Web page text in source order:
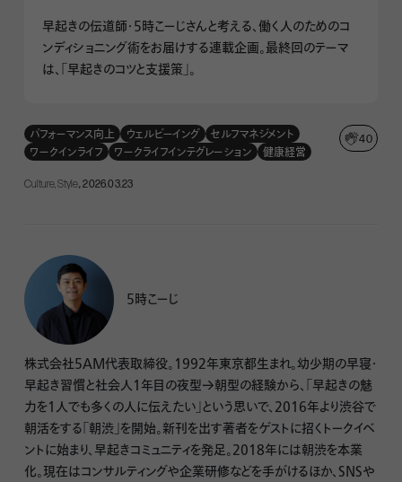
早起きの伝道師・5時こーじさんと考える、働く人のためのコ
ンディショニング術をお届けする連載企画。最終回のテーマ
は、「早起きのコツと支援策」。
パフォーマンス向上 ウェルビーイング
セルフマネジメント
ワークインライフ
ワークライフインテグレーション 健康経営
Culture, Style, 2026.03.23
40
5時こーじ
株式会社5AM代表取締役。1992年東京都生まれ。幼少期の早寝・
早起き習慣と社会人1年目の夜型→朝型の経験から、「早起きの魅
力を1人でも多くの人に伝えたい」という思いで、2016年より渋谷で
朝活をする「朝渋」を開始。新刊を出す著者をゲストに招くトークイベ
ントに始まり、早起きコミュニティを発足。2018年には朝渋を本業
化。現在はコンサルティングや企業研修などを手がけるほか、SNSや